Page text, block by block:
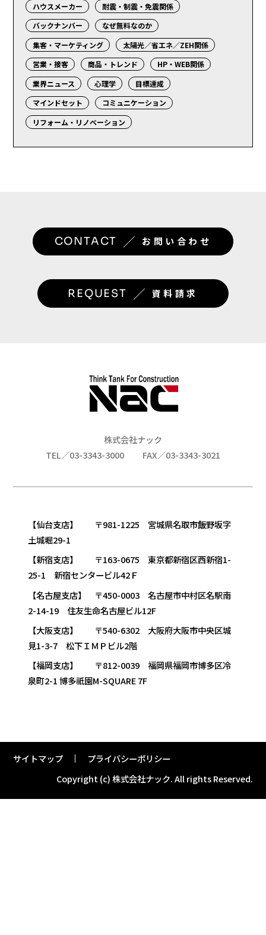
ハウスメーカー
耐震・制震・免震関係
バックナンバー
なぜ無料なのか
集客・マーケティング
太陽光／省エネ／ZEH関係
営業・接客
商品・トレンド
HP・WEB関係
業界ニュース
心理学
目標達成
マインドセット
コミュニケーション
リフォーム・リノベーション
CONTACT ／ お問い合わせ
REQUEST ／ 資料請求
株式会社ナック
TEL／03-3343-3000
FAX／03-3343-3021
【仙台支店】 〒981-1225 宮城県名取市飯野坂字
土城堀29-1
【新宿支店】 〒163-0675 東京都新宿区西新宿1-
25-1 新宿センタービル42Ｆ
【名古屋支店】 〒450-0003 名古屋市中村区名駅南
2-14-19 住友生命名古屋ビル12F
【大阪支店】 〒540-6302 大阪府大阪市中央区城
見1-3-7 松下ＩＭＰビル2階
【福岡支店】 〒812-0039 福岡県福岡市博多区冷
泉町2-1 博多祇園M-SQUARE 7F
サイトマップ
プライバシーポリシー
Copyright (c) 株式会社ナック.All rights Reserved.